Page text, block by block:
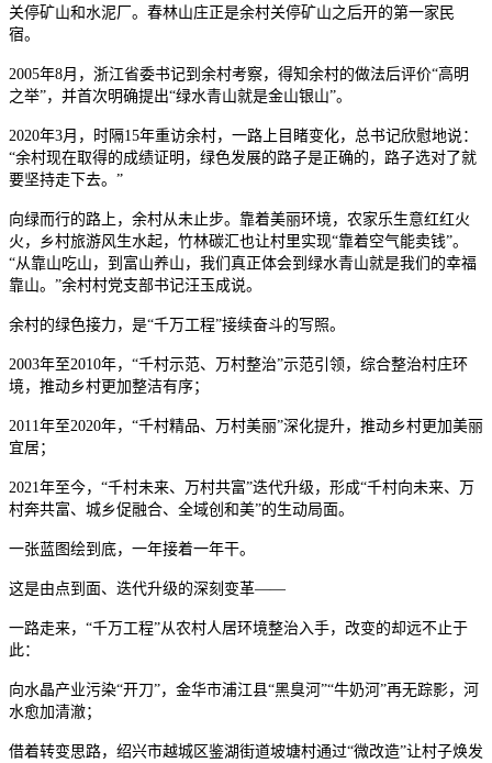
关停矿山和水泥厂。春林山庄正是余村关停矿山之后开的第一家民
宿。
2005年8月，浙江省委书记到余村考察，得知余村的做法后评价“高明
之举”，并首次明确提出“绿水青山就是金山银山”。
2020年3月，时隔15年重访余村，一路上目睹变化，总书记欣慰地说：
“余村现在取得的成绩证明，绿色发展的路子是正确的，路子选对了就
要坚持走下去。”
向绿而行的路上，余村从未止步。靠着美丽环境，农家乐生意红红火
火，乡村旅游风生水起，竹林碳汇也让村里实现“靠着空气能卖钱”。
“从靠山吃山，到富山养山，我们真正体会到绿水青山就是我们的幸福
靠山。”余村村党支部书记汪玉成说。
余村的绿色接力，是“千万工程”接续奋斗的写照。
2003年至2010年，“千村示范、万村整治”示范引领，综合整治村庄环
境，推动乡村更加整洁有序；
2011年至2020年，“千村精品、万村美丽”深化提升，推动乡村更加美丽
宜居；
2021年至今，“千村未来、万村共富”迭代升级，形成“千村向未来、万
村奔共富、城乡促融合、全域创和美”的生动局面。
一张蓝图绘到底，一年接着一年干。
这是由点到面、迭代升级的深刻变革——
一路走来，“千万工程”从农村人居环境整治入手，改变的却远不止于
此：
向水晶产业污染“开刀”，金华市浦江县“黑臭河”“牛奶河”再无踪影，河
水愈加清澈；
借着转变思路，绍兴市越城区鉴湖街道坡塘村通过“微改造”让村子焕发